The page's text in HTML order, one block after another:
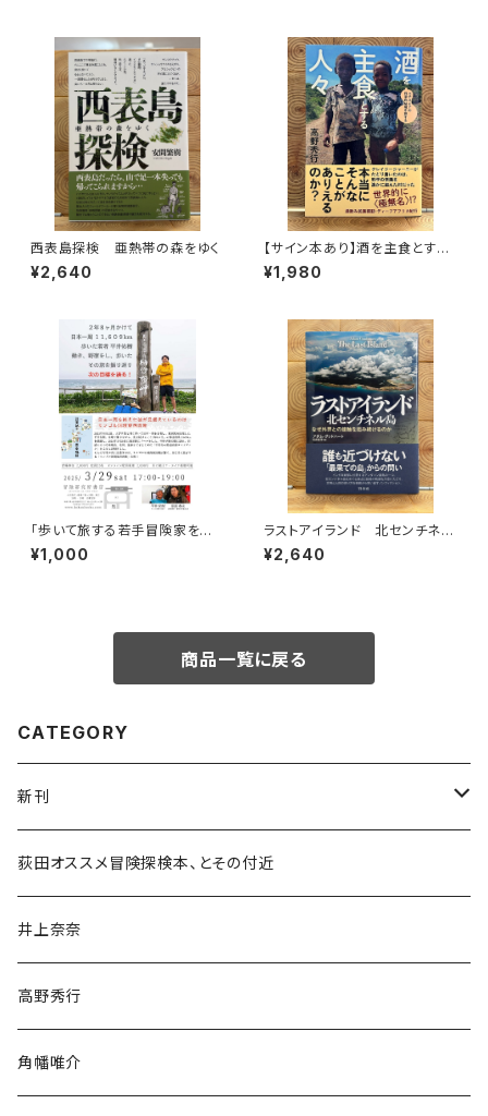
西表島探検 亜熱帯の森をゆく
¥2,640
【サイン本あり】酒を主食とする
人々 エチオピアの科学的秘境
を旅する
¥1,980
「歩いて旅する若手冒険家を青
田買い！平井佑樹 × 荻田泰永」
録画視聴権
¥1,000
ラストアイランド 北センチネル
島 なぜ外界との接触を拒み続
けるのか
¥2,640
商品一覧に戻る
CATEGORY
新刊
和書
文学・小説・物語
随筆・ノンフィクション・その他
荻田オススメ冒険探検本、とその付近
井上奈奈
高野秀行
角幡唯介